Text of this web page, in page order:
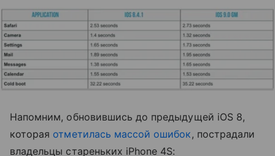
Напомним, обновившись до предыдущей iOS 8,
которая отметилась массой ошибок , пострадали
владельцы стареньких iPhone 4S: